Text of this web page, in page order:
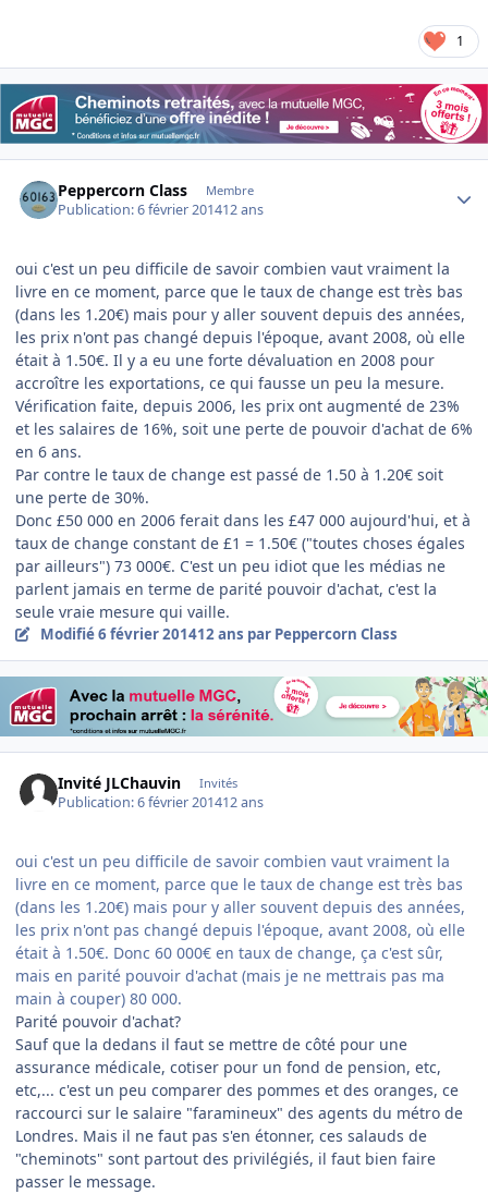
1
Peppercorn Class Membre
Publication:6 février 201412 ans
oui c'est un peu difficile de savoir combien vaut vraiment la
livre en ce moment, parce que le taux de change est très bas
(dans les 1.20€) mais pour y aller souvent depuis des années,
les prix n'ont pas changé depuis l'époque, avant 2008, où elle
était à 1.50€. Il y a eu une forte dévaluation en 2008 pour
accroître les exportations, ce qui fausse un peu la mesure.
Vérification faite, depuis 2006, les prix ont augmenté de 23%
et les salaires de 16%, soit une perte de pouvoir d'achat de 6%
en 6 ans.
Par contre le taux de change est passé de 1.50 à 1.20€ soit
une perte de 30%.
Donc £50 000 en 2006 ferait dans les £47 000 aujourd'hui, et à
taux de change constant de £1 = 1.50€ ("toutes choses égales
par ailleurs") 73 000€. C'est un peu idiot que les médias ne
parlent jamais en terme de parité pouvoir d'achat, c'est la
seule vraie mesure qui vaille.
Modifié6 février 201412 ans par Peppercorn Class
Invité JLChauvin Invités
Publication:6 février 201412 ans
oui c'est un peu difficile de savoir combien vaut vraiment la
livre en ce moment, parce que le taux de change est très bas
(dans les 1.20€) mais pour y aller souvent depuis des années,
les prix n'ont pas changé depuis l'époque, avant 2008, où elle
était à 1.50€. Donc 60 000€ en taux de change, ça c'est sûr,
mais en parité pouvoir d'achat (mais je ne mettrais pas ma
main à couper) 80 000.
Parité pouvoir d'achat?
Sauf que la dedans il faut se mettre de côté pour une
assurance médicale, cotiser pour un fond de pension, etc,
etc,... c'est un peu comparer des pommes et des oranges, ce
raccourci sur le salaire "faramineux" des agents du métro de
Londres. Mais il ne faut pas s'en étonner, ces salauds de
"cheminots" sont partout des privilégiés, il faut bien faire
passer le message.